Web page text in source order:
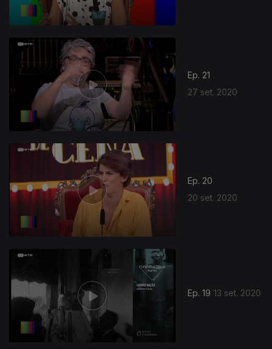
Ep. 21
27 set. 2020
Ep. 20
20 set. 2020
Ep. 19 13 set. 2020